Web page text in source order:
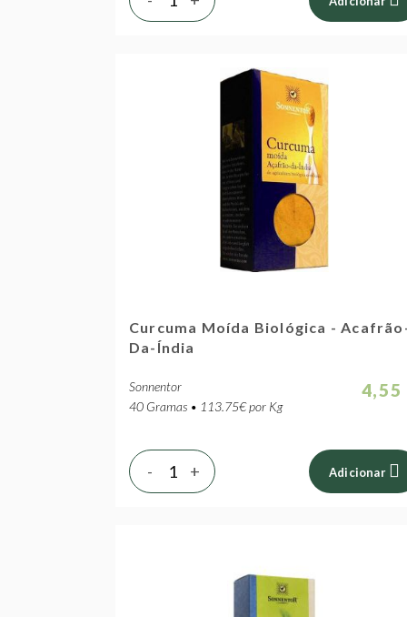
Curcuma Moída Biológica -
Da-Índia
Sonnentor
40 Gramas • 113.75€ por Kg
4,55
+
- Adicionar